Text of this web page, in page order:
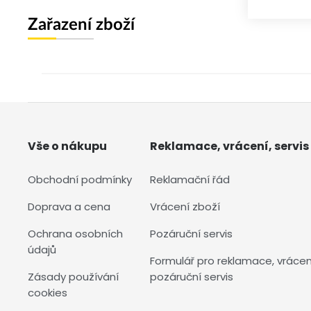
Zařazení zboží
Vše o nákupu
Obchodní podmínky
Doprava a cena
Ochrana osobních
údajů
Zásady používání
cookies
Reklamace, vrácení, servis
Reklamační řád
Vrácení zboží
Pozáruční servis
Formulář pro reklamace,
pozáruční servis